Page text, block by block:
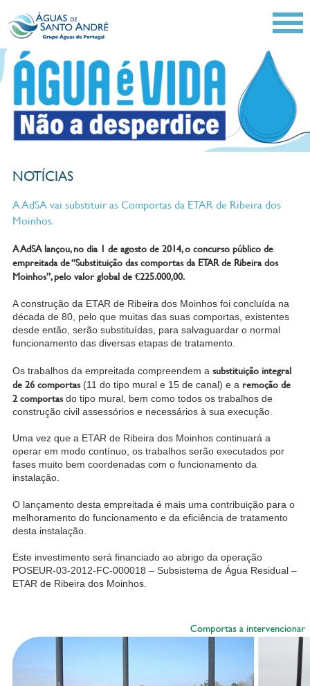
NOTÍCIAS
A AdSA vai substituir as Comportas da ETAR de Ribeira dos
Moinhos
A AdSA lançou, no dia 1 de agosto de 2014, o concurso público de
empreitada de “Substituição das comportas da ETAR de Ribeira dos
Moinhos”, pelo valor global de €225.000,00.
A construção da ETAR de Ribeira dos Moinhos foi concluída na
década de 80, pelo que muitas das suas comportas, existentes
desde então, serão substituídas, para salvaguardar o normal
funcionamento das diversas etapas de tratamento.
Os trabalhos da empreitada compreendem a substituição integral
de 26 comportas(11 do tipo mural e 15 de canal) e a remoção de
2 comportasdo tipo mural, bem como todos os trabalhos de
construção civil assessórios e necessários à sua execução.
Uma vez que a ETAR de Ribeira dos Moinhos continuará a
operar em modo contínuo, os trabalhos serão executados por
fases muito bem coordenadas com o funcionamento da
instalação.
O lançamento desta empreitada é mais uma contribuição para o
melhoramento do funcionamento e da eficiência de tratamento
desta instalação.
Este investimento será financiado ao abrigo da operação
POSEUR-03-2012-FC-000018 – Subsistema de Água Residual –
ETAR de Ribeira dos Moinhos.